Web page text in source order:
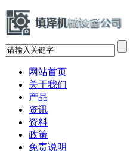
网站首页
关于我们
产品
资讯
资料
政策
免责说明